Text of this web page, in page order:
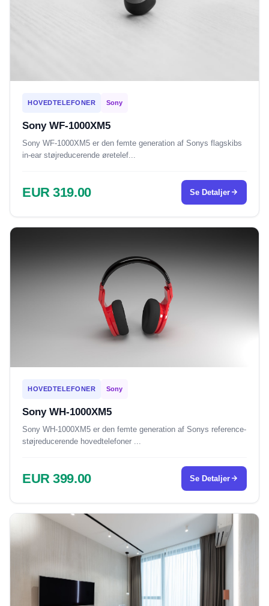
HOVEDTELEFONER Sony
Sony WF-1000XM5
Sony WF-1000XM5 er den femte generation af Sonys flagskibs
in-ear støjreducerende øretelef...
EUR 319.00 Se Detaljer
HOVEDTELEFONER Sony
Sony WH-1000XM5
Sony WH-1000XM5 er den femte generation af Sonys reference-
støjreducerende hovedtelefoner ...
EUR 399.00 Se Detaljer